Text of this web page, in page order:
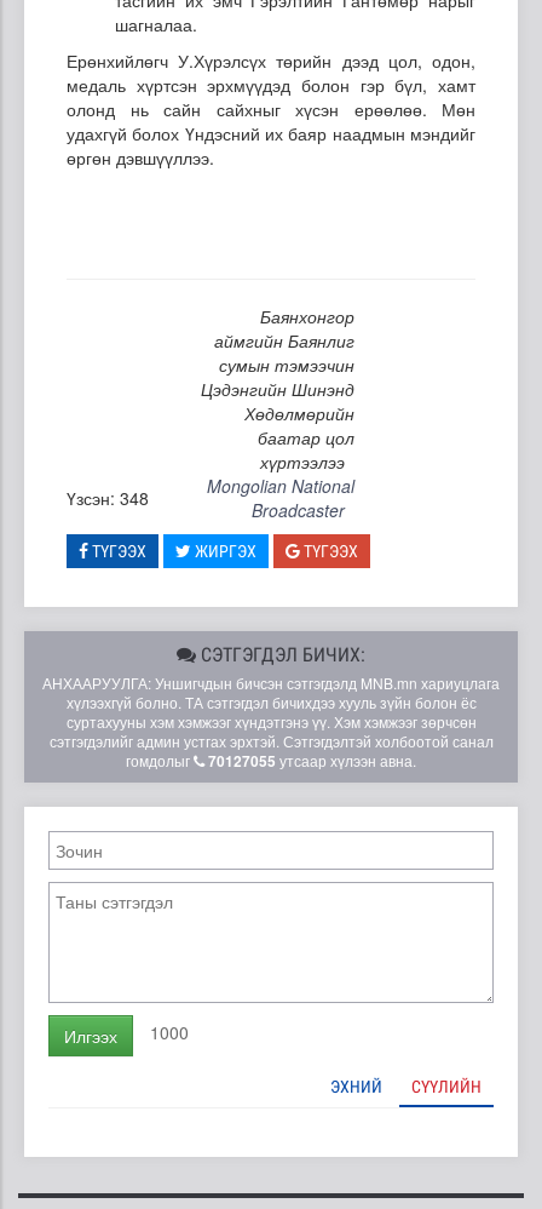
шагналаа.
Ерөнхийлөгч У.Хүрэлсүх төрийн дээд цол, одон,
медаль хүртсэн эрхмүүдэд болон гэр бүл, хамт
олонд нь сайн сайхныг хүсэн ерөөлөө. Мөн
удахгүй болох Үндэсний их баяр наадмын мэндийг
өргөн дэвшүүллээ.
Баянхонгор
аймгийн Баянлиг
сумын тэмээчин
Цэдэнгийн Шинэнд
Хөдөлмөрийн
баатар цол
хүртээлээ
Үзсэн: 348
Mongolian National
Broadcaster
ТҮГЭЭХ ЖИРГЭХ ТҮГЭЭХ
СЭТГЭГДЭЛ БИЧИХ:
АНХААРУУЛГА: Уншигчдын бичсэн сэтгэгдэлд MNB.mn хариуцлага
хүлээхгүй болно. ТА сэтгэгдэл бичихдээ хууль зүйн болон ёс
суртахууны хэм хэмжээг хүндэтгэнэ үү. Хэм хэмжээг зөрчсөн
сэтгэгдэлийг админ устгах эрхтэй. Сэтгэгдэлтэй холбоотой санал
гомдолыг
70127055 утсаар хүлээн авна.
Илгээх 1000
ЭХНИЙ СҮҮЛИЙН